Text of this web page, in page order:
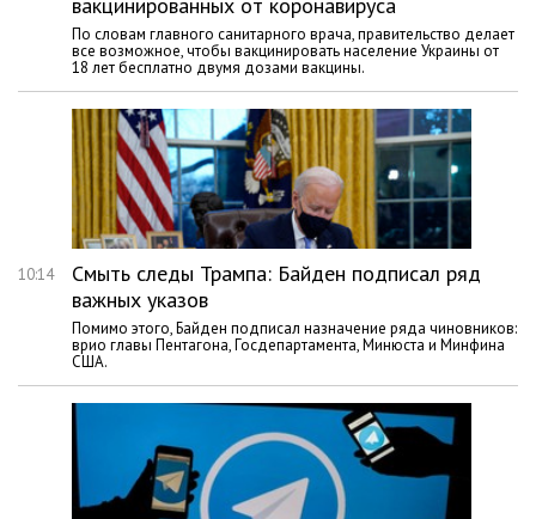
вакцинированных от коронавируса
По словам главного санитарного врача, правительство делает
все возможное, чтобы вакцинировать население Украины от
18 лет бесплатно двумя дозами вакцины.
10:14
Смыть следы Трампа: Байден подписал ряд
важных указов
Помимо этого, Байден подписал назначение ряда чиновников:
врио главы Пентагона, Госдепартамента, Минюста и Минфина
США.